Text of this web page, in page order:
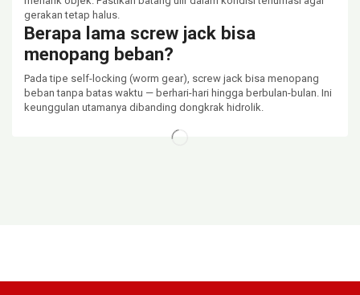
gerakan tetap halus.
Berapa lama screw jack bisa
menopang beban?
Pada tipe self-locking (worm gear), screw jack bisa menopang
beban tanpa batas waktu — berhari-hari hingga berbulan-bulan. Ini
keunggulan utamanya dibanding dongkrak hidrolik.